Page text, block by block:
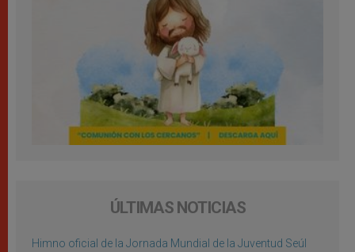
ÚLTIMAS NOTICIAS
Himno oficial de la Jornada Mundial de la Juventud Seúl